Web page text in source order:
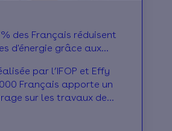
des Français réduisent
d'énergie grâce aux
par l’IFOP et Effy
Français apporte un
sur les travaux de
recours aux aides : on